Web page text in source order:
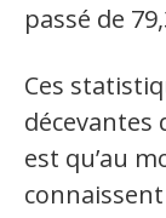
Automobile
Terminologie
Ressources
Capsules
passé de
Ces
décevantes
est qu’au